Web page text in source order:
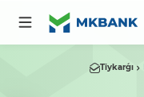
Tiykarǵı